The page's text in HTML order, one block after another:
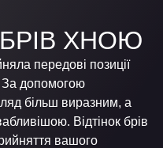
ХНОЮ
передові позиції
За допомогою
більш виразним, а
Відтінок брів
вашого